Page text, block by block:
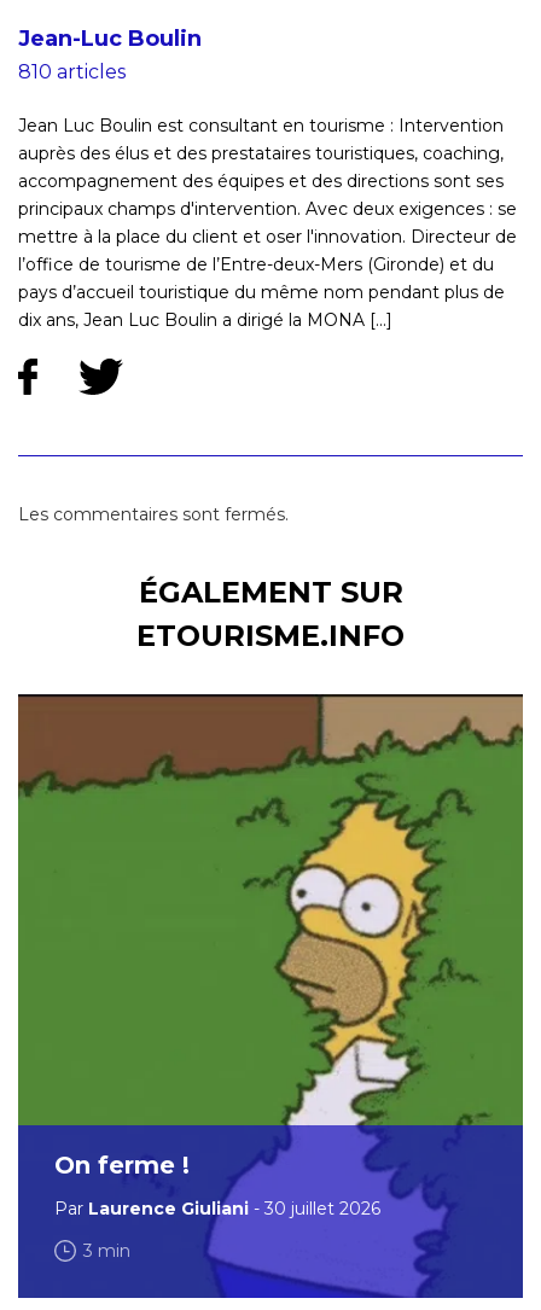
Jean-Luc Boulin
810 articles
Jean Luc Boulin est consultant en tourisme : Intervention
auprès des élus et des prestataires touristiques, coaching,
accompagnement des équipes et des directions sont ses
principaux champs d'intervention. Avec deux exigences : se
mettre à la place du client et oser l'innovation. Directeur de
l’office de tourisme de l’Entre-deux-Mers (Gironde) et du
pays d’accueil touristique du même nom pendant plus de
dix ans, Jean Luc Boulin a dirigé la MONA [...]
Les commentaires sont fermés.
ÉGALEMENT SUR
ETOURISME.INFO
On ferme !
Par Laurence Giuliani - 30 juillet 2026
3 min